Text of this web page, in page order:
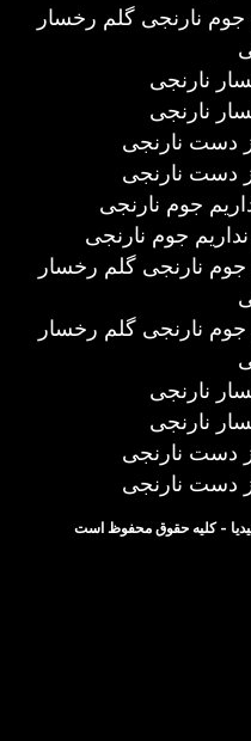
نارنجی گلم رخسار
نارنجی
نارنجی
دست نارنجی
دست نارنجی
جوم نارنجی
جوم نارنجی
نارنجی گلم رخسار
نارنجی گلم رخسار
نارنجی
نارنجی
دست نارنجی
دست نارنجی